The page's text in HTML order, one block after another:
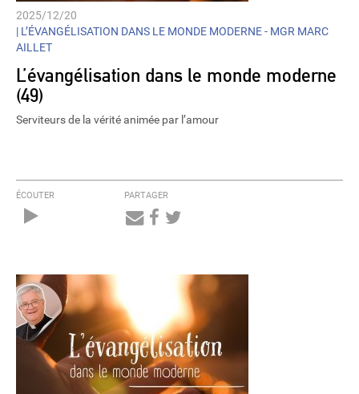
2025/12/20
| L’ÉVANGÉLISATION DANS LE MONDE MODERNE - MGR MARC
AILLET
L’évangélisation dans le monde moderne
(49)
Serviteurs de la vérité animée par l’amour
ÉCOUTER PARTAGER